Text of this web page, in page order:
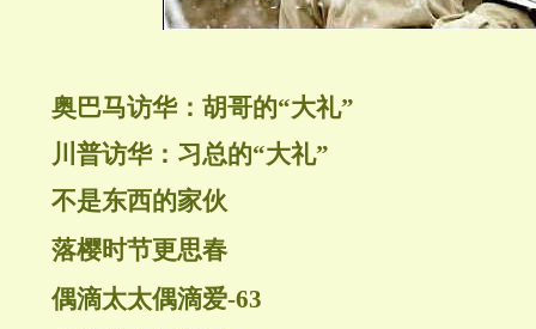
奥巴马访华：胡哥的“大礼”
川普访华：习总的“大礼”
不是东西的家伙
落樱时节更思春
偶滴太太偶滴爱-63